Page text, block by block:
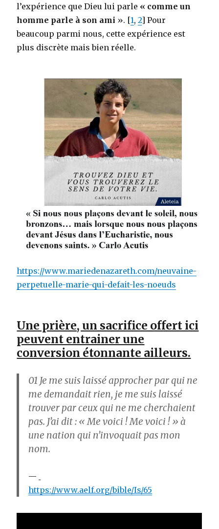
l’expérience que Dieu lui parle « comme un
homme parle à son ami ». [1,2] Pour
beaucoup parmi nous, cette expérience est
plus discrète mais bien réelle.
https://www.mariedenazareth.com/neuvaine-
perpetuelle-marie-qui-defait-les-noeuds
Une prière, un sacrifice offert ici
peuvent entrainer une
conversion étonnante ailleurs.
01 Je me suis laissé approcher par qui ne
me demandait rien, je me suis laissé
trouver par ceux qui ne me cherchaient
pas. J’ai dit : « Me voici ! Me voici ! » à
une nation qui n’invoquait pas mon
nom.
https://www.aelf.org/bible/Is/65